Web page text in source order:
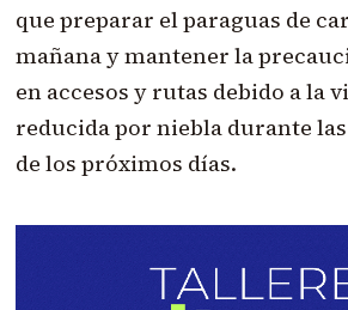
que preparar el paraguas de
mañana y mantener la
en accesos y rutas debido a la
reducida por niebla durante
de los próximos días.